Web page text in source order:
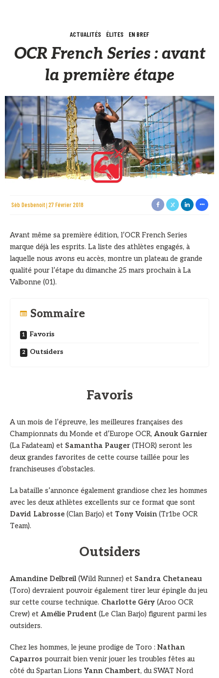
ACTUALITÉS ÉLITES EN BREF
OCR French Series : avant
la première étape
Sèb Desbenoit 27 Février 2018
Avant même sa première édition, l’OCR French Series
marque déjà les esprits. La liste des athlètes engagés, à
laquelle nous avons eu accès, montre un plateau de grande
qualité pour l’étape du dimanche 25 mars prochain à La
Valbonne (01).
Sommaire
Favoris
Outsiders
Favoris
A un mois de l’épreuve, les meilleures françaises des
Championnats du Monde et d’Europe OCR, Anouk Garnier
(La Fadateam) et Samantha Pauger (THOR) seront les
deux grandes favorites de cette course taillée pour les
franchiseuses d’obstacles.
La bataille s’annonce également grandiose chez les hommes
avec les deux athlètes excellents sur ce format que sont
David Labrosse (Clan Barjo) et Tony Voisin (Tr1be OCR
Team).
Outsiders
Amandine Delbreil (Wild Runner) et Sandra Chetaneau
(Toro) devraient pouvoir également tirer leur épingle du jeu
sur cette course technique. Charlotte Géry (Aroo OCR
Crew) et Amélie Prudent (Le Clan Barjo) figurent parmi les
outsiders.
Chez les hommes, le jeune prodige de Toro : Nathan
Caparros pourrait bien venir jouer les troubles fêtes au
côté du Spartan Lions Yann Chambert, du SWAT Nord